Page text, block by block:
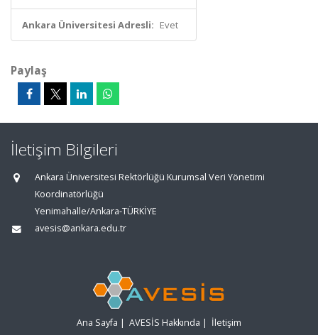
Ankara Üniversitesi Adresli: Evet
Paylaş
İletişim Bilgileri
Ankara Üniversitesi Rektörlüğü Kurumsal Veri Yönetimi
Koordinatörlüğü
Yenimahalle/Ankara-TÜRKİYE
avesis@ankara.edu.tr
Ana Sayfa | AVESİS Hakkında | İletişim